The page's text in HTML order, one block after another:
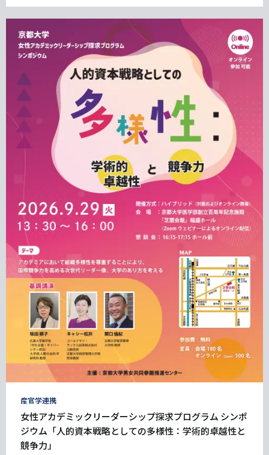
地
タ
グ
産官学連携
女性アカデミックリーダーシップ探求プログラム シンポ
ジウム「人的資本戦略としての多様性：学術的卓越性と
競争力」